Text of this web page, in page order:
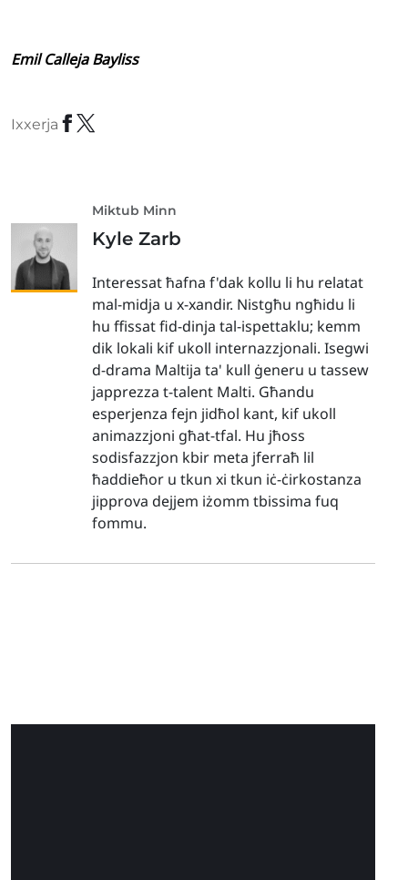
Emil Calleja Bayliss
Ixxerja
Miktub Minn
Kyle Zarb
Interessat ħafna f'dak kollu li hu relatat
mal-midja u x-xandir. Nistgħu ngħidu li
hu ffissat fid-dinja tal-ispettaklu; kemm
dik lokali kif ukoll internazzjonali. Isegwi
d-drama Maltija ta' kull ġeneru u tassew
japprezza t-talent Malti. Għandu
esperjenza fejn jidħol kant, kif ukoll
animazzjoni għat-tfal. Hu jħoss
sodisfazzjon kbir meta jferraħ lil
ħaddieħor u tkun xi tkun iċ-ċirkostanza
jipprova dejjem iżomm tbissima fuq
fommu.